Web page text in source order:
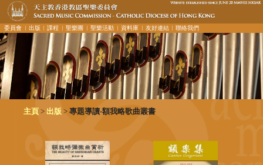
委員會 ︳出版 ︳課程 ︳聖樂團 ︳聖樂活動 ︳資料庫 ︳友好連結 ︳聯絡我們
主頁 > 出版 > 專題導讀-額我略歌曲叢書